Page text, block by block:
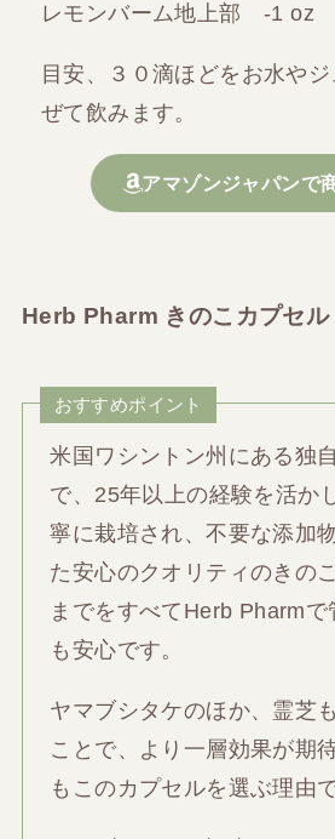
レモンバーム地上部 -1 oz
目安、３０滴ほどをお水や
ぜて飲みます。
アマゾンジャパンで
Herb Pharm きのこカプセル
おすすめポイント
米国ワシントン州にある独
で、25年以上の経験を活か
寧に栽培され、不要な添加
た安心のクオリティのきの
までをすべてHerb Pharm
も安心です。
ヤマブシタケのほか、霊芝
ことで、より一層効果が期
もこのカプセルを選ぶ理由で